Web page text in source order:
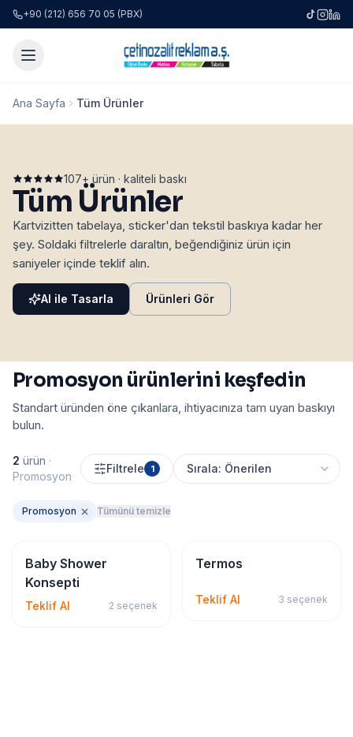
+90 (212) 656 70 05 (PBX)
Ana Sayfa Tüm Ürünler
107+ ürün · kaliteli baskı
Tüm Ürünler
Kartvizitten tabelaya, sticker'dan tekstil baskıya kadar her
şey. Soldaki filtrelerle daraltın, beğendiğiniz ürün için
saniyeler içinde teklif alın.
AI ile Tasarla Ürünleri Gör
Promosyon ürünlerini keşfedin
Standart üründen öne çıkanlara, ihtiyacınıza tam uyan baskıyı
bulun.
2 ürün ·
Promosyon
Filtrele 1
Promosyon Tümünü temizle
Promosyon
Baby Shower
Konsepti
Teklif Al 2 seçenek
Promosyon
Termos
Teklif Al 3 seçenek